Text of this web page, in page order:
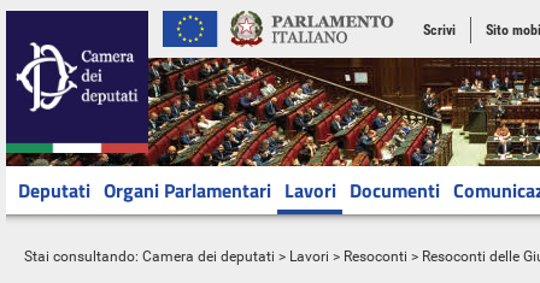
Scrivi Sito
Deputati Organi Parlamentari Lavori Documenti
Stai consultando: Camera dei deputati > Lavori > Resoconti > Resoconti delle